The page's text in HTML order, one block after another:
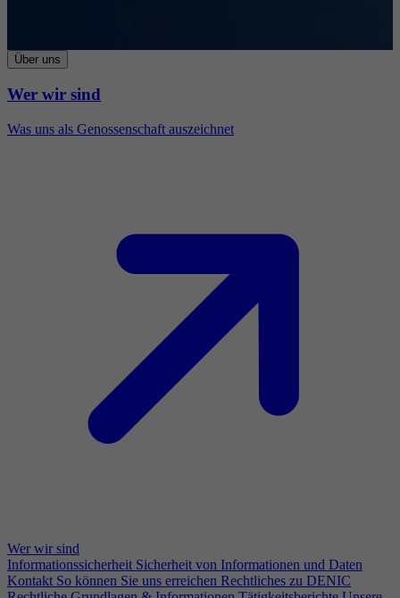
Über uns
Wer wir sind
Was uns als Genossenschaft auszeichnet
Wer wir sind
Informationssicherheit Sicherheit von Informationen und Daten
Kontakt So können Sie uns erreichen Rechtliches zu DENIC